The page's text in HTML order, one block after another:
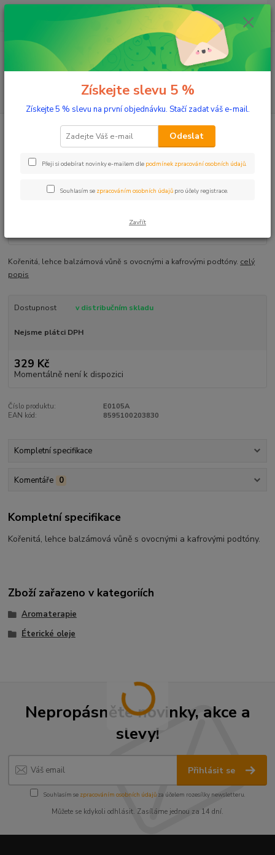
Menu
(Po-Pá, 10-17 hod.)
ks
0 Kč
Aromaterapie Éterické oleje Kardamom 5 ml
Kardamom 5 ml
Kořenitá, lehce balzámová vůně s ovocnými a kafrovými podtóny. celý
popis
Dostupnost v distribučním skladu
Nejsme plátci DPH
329 Kč
Momentálně není k dispozici
Číslo produktu:
E0105A
EAN kód:
8595100203830
Kompletní specifikace
Komentáře 0
Kompletní specifikace
Kořenitá, lehce balzámová vůně s ovocnými a kafrovými podtóny.
Zboží zařazeno v kategoriích
Aromaterapie
Éterické oleje
Nepropásněte novinky, akce a
slevy!
Přihlásit se
Souhlasím se zpracováním osobních údajůza účelem rozesílky newsletteru.
Můžete se kdykoli odhlásit. Zasíláme jednou za 14 dní.
Získejte slevu 5 %
Získejte 5 % slevu na první objednávku. Stačí zadat váš e-mail.
Odeslat
Přeji si odebírat novinky e-mailem dle podmínek zpracování osobních údajů.
Souhlasím se zpracováním osobních údajů pro účely registrace.
Zavřít